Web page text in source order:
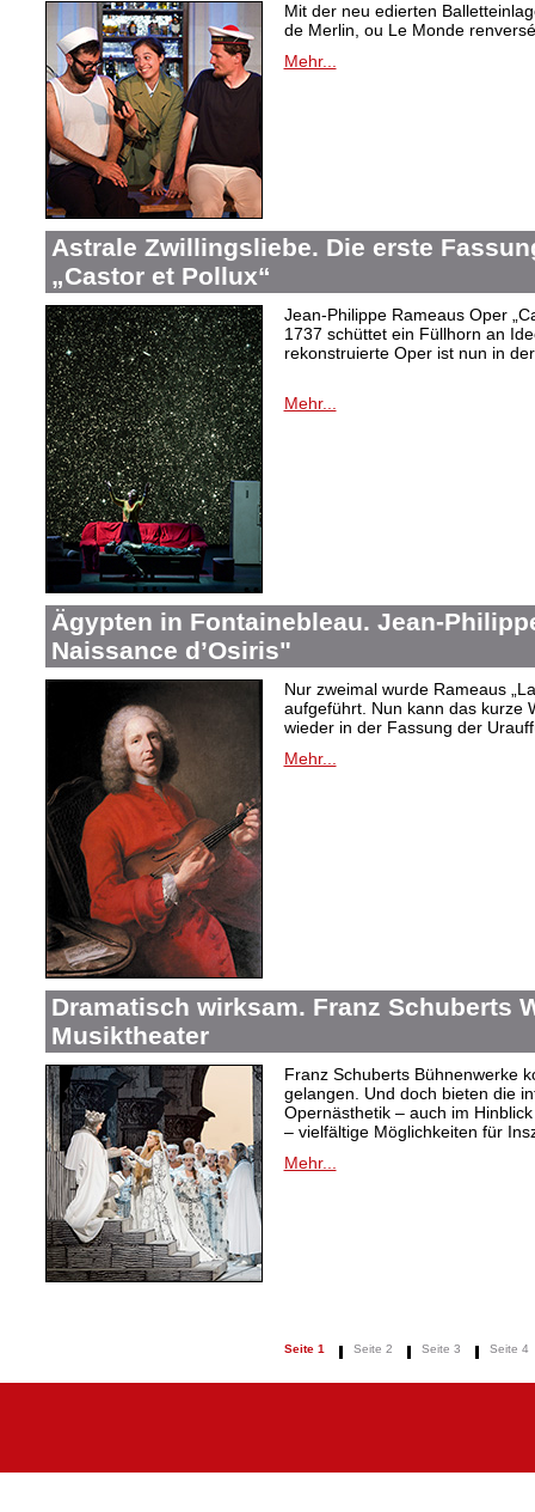
Mit der neu edierten
de Merlin, ou Le Monde
Mehr...
Astrale Zwillingsliebe. Die erste
„Castor et Pollux“
Jean-Philippe Rameaus Oper
1737 schüttet ein Füllhorn an
rekonstruierte Oper ist nun in
Mehr...
Ägypten in Fontainebleau. Jean-
Naissance d’Osiris"
Nur zweimal wurde Rameaus
aufgeführt. Nun kann das kurze
wieder in der Fassung der
Mehr...
Dramatisch wirksam. Franz Schuberts
Musiktheater
Franz Schuberts Bühnenwerke
gelangen. Und doch bieten die
Opernästhetik – auch im
– vielfältige Möglichkeiten für
Mehr...
Seite 1 Seite 2 Seite 3 Seite 4